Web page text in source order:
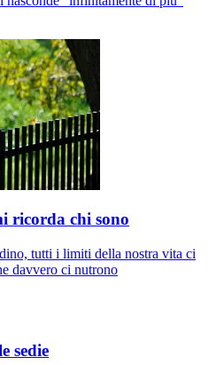
ricorda chi sono
tutti i limiti della nostra vita ci
davvero ci nutrono
sedie